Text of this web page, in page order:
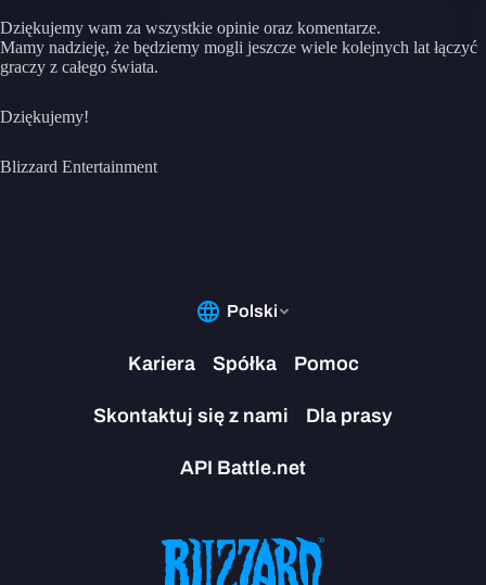
Dziękujemy wam za wszystkie opinie oraz komentarze.
Mamy nadzieję, że będziemy mogli jeszcze wiele kolejnych lat łączyć
graczy z całego świata.
Dziękujemy!
Blizzard Entertainment